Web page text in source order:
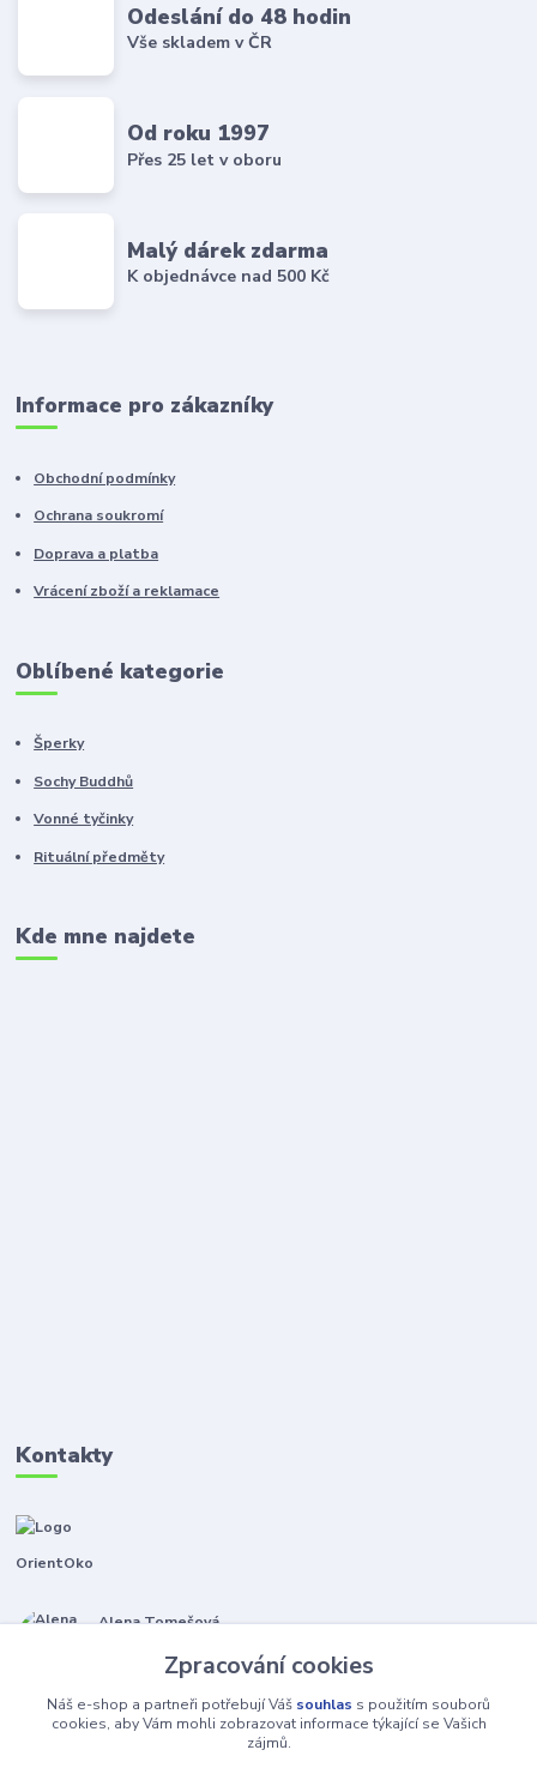
Odeslání do 48 hodin
Vše skladem v ČR
Od roku 1997
Přes 25 let v oboru
Malý dárek zdarma
K objednávce nad 500 Kč
Informace pro zákazníky
Obchodní podmínky
Ochrana soukromí
Doprava a platba
Vrácení zboží a reklamace
Oblíbené kategorie
Šperky
Sochy Buddhů
Vonné tyčinky
Rituální předměty
Kde mne najdete
Kontakty
OrientOko
Alena Tomešová
(Po-Pá, 9-15 hod.)
info@orientoko.cz
Zpracování cookies
Náš e-shop a partneři potřebují Váš souhlas s použitím souborů
cookies, aby Vám mohli zobrazovat informace týkající se Vašich
zájmů.